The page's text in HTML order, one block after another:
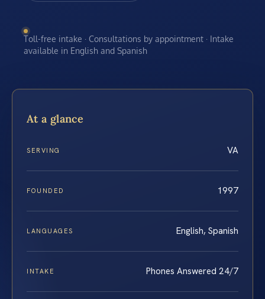
Toll-free intake · Consultations by appointment · Intake
available in English and Spanish
At a glance
SERVING VA
FOUNDED 1997
LANGUAGES English, Spanish
INTAKE Phones Answered 24/7